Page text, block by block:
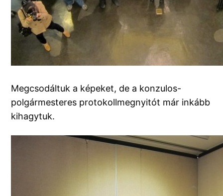
Megcsodáltuk a képeket, de a konzulos-
polgármesteres protokollmegnyitót már inkább
kihagytuk.